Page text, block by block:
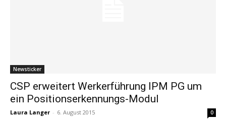
Newsticker
CSP erweitert Werkerführung IPM PG um
ein Positionserkennungs-Modul
Laura Langer - 6. August 2015 0